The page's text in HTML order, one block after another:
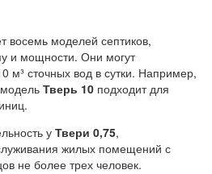
восемь моделей септиков,
и мощности. Они могут
м³ сточных вод в сутки. Например,
Тверь 10 подходит для
у Твери 0,75,
жилых помещений с
не более трех человек.